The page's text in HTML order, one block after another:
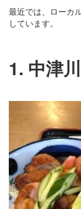
最近では、ローカ
しています。
1. 中津